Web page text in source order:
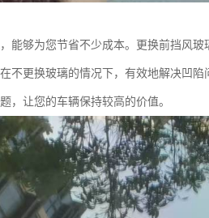
能够为您节省不少成本。更换前挡风
不更换玻璃的情况下，有效地解决凹
，让您的车辆保持较高的价值。